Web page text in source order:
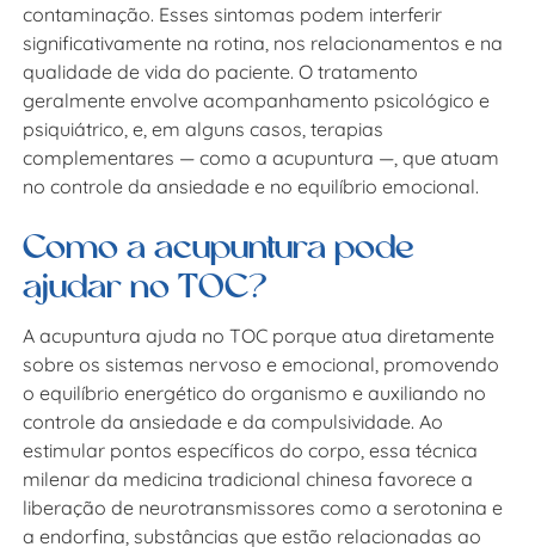
contaminação. Esses sintomas podem interferir
significativamente na rotina, nos relacionamentos e na
qualidade de vida do paciente. O tratamento
geralmente envolve acompanhamento psicológico e
psiquiátrico, e, em alguns casos, terapias
complementares — como a acupuntura —, que atuam
no controle da ansiedade e no equilíbrio emocional.
Como a acupuntura pode
ajudar no TOC?
Aacupuntura ajuda no TOC porque atua diretamente
sobre os sistemas nervoso e emocional, promovendo
o equilíbrio energético do organismo e auxiliando no
controle da ansiedade e da compulsividade. Ao
estimular pontos específicos do corpo, essa técnica
milenar da medicina tradicional chinesa favorece a
liberação de neurotransmissores como a serotonina e
a endorfina, substâncias que estão relacionadas ao